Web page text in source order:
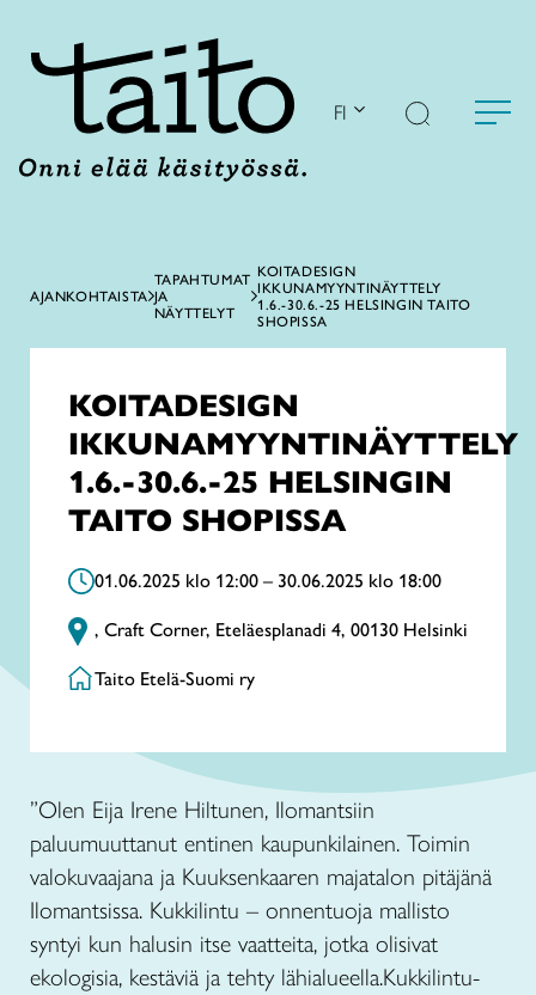
FI
AJANKOHTAISTA
TAPAHTUMAT
JA
NÄYTTELYT
KOITADESIGN
IKKUNAMYYNTINÄYTTELY
1.6.-30.6.-25 HELSINGIN TAITO
SHOPISSA
KOITADESIGN
IKKUNAMYYNTINÄYTTELY
1.6.-30.6.-25 HELSINGIN
TAITO SHOPISSA
01.06.2025 klo 12:00 – 30.06.2025 klo 18:00
, Craft Corner, Eteläesplanadi 4, 00130 Helsinki
Taito Etelä-Suomi ry
”Olen Eija Irene Hiltunen, Ilomantsiin
paluumuuttanut entinen kaupunkilainen. Toimin
valokuvaajana ja Kuuksenkaaren majatalon pitäjänä
Ilomantsissa. Kukkilintu – onnentuoja mallisto
syntyi kun halusin itse vaatteita, jotka olisivat
ekologisia, kestäviä ja tehty lähialueella.Kukkilintu-